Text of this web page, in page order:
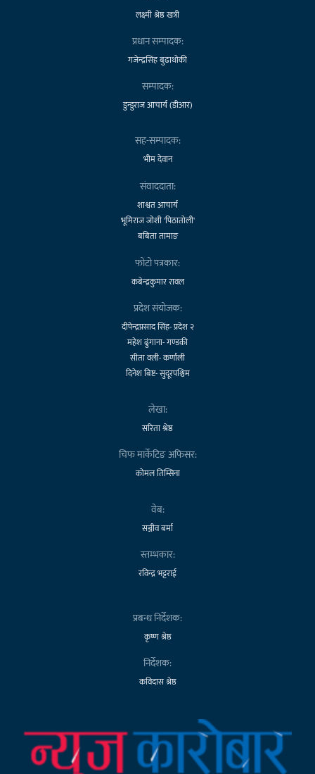
लक्ष्मी श्रेष्ठ खत्री
प्रधान सम्पादक:
गजेन्द्रसिंह बुढाथोकी
सम्पादक:
डुन्डुराज आचार्य (डीआर)
सह-सम्पादक:
भीम देवान
संवाददाता:
शाश्वत आचार्य
भूमिराज जोशी 'पिठातोली'
बबिता तामाङ
फोटो पत्रकार:
कबेन्द्रकुमार रावल
प्रदेश संयोजक:
दीपेन्द्रप्रसाद सिंह- प्रदेश २
महेश ढुंगाना- गण्डकी
सीता वली- कर्णाली
दिनेश बिष्ट- सुदूरपश्चिम
लेखा:
सरिता श्रेष्ठ
चिफ मार्केटिङ अफिसर:
कोमल तिम्सिना
वेब:
सञ्जीव बर्मा
स्तम्भकार:
रविन्द्र भट्टराई
प्रबन्ध निर्देशक:
कृष्ण श्रेष्ठ
निर्देशक:
कविदास श्रेष्ठ